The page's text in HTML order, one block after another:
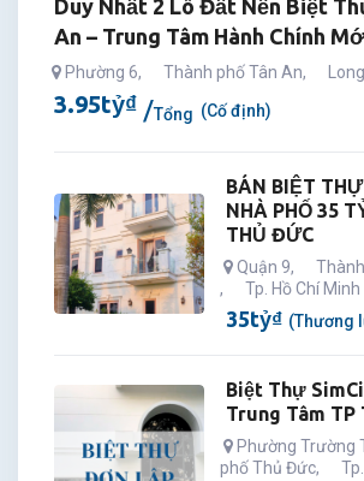
Duy Nhất 2 Lô Đất Nền Biệt
An – Trung Tâm Hành Chính
Phường 6, Thành phố Tân An,
3.95tỷ₫ Tổng (Cố định)
BÁN BIỆT
NHÀ PHỐ 35
THỦ ĐỨC
Quận 9,
,
Tp. Hồ Chí Minh
35tỷ₫ (Thương
Biệt Thự
Trung Tâm
Phường Trường
phố Thủ Đức,